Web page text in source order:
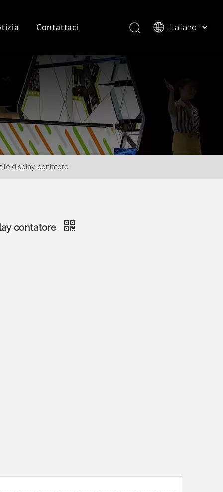
Panoramica del Prodotto
Contattaci Italiano
العربية
Pусский
Nederlands
Português
Deutsch
Español
English
display contatore
contatore